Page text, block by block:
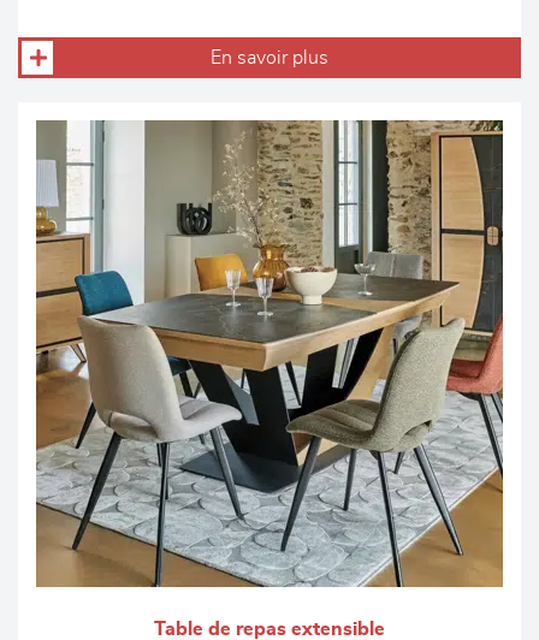
En savoir plus
Table de repas extensible